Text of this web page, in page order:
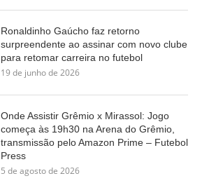
Ronaldinho Gaúcho faz retorno
surpreendente ao assinar com novo clube
para retomar carreira no futebol
19 de junho de 2026
Onde Assistir Grêmio x Mirassol: Jogo
começa às 19h30 na Arena do Grêmio,
transmissão pelo Amazon Prime – Futebol
Press
5 de agosto de 2026